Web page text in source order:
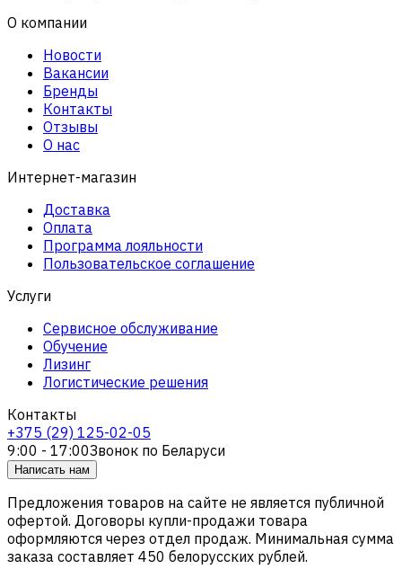
О компании
Новости
Вакансии
Бренды
Контакты
Отзывы
О нас
Интернет-магазин
Доставка
Оплата
Программа лояльности
Пользовательское соглашение
Услуги
Сервисное обслуживание
Обучение
Лизинг
Логистические решения
Контакты
+375 (29) 125-02-05
9:00 - 17:00Звонок по Беларуси
Написать нам
Предложения товаров на сайте не является публичной
офертой. Договоры купли-продажи товара
оформляются через отдел продаж. Минимальная сумма
заказа составляет 450 белорусских рублей.